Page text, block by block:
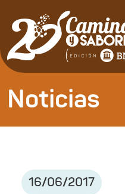
Noticias
16/06/2017